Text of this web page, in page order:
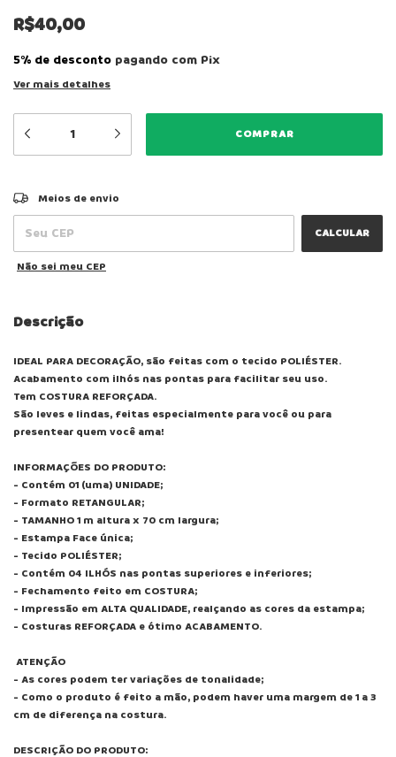
R$40,00
5% de desconto pagando com Pix
Ver mais detalhes
Entregas para o CEP:
Meios de envio
CALCULAR
Não sei meu CEP
Descrição
IDEAL PARA DECORAÇÃO, são feitas com o tecido POLIÉSTER.
Acabamento com ilhós nas pontas para facilitar seu uso.
Tem COSTURA REFORÇADA.
São leves e lindas, feitas especialmente para você ou para
presentear quem você ama!
INFORMAÇÕES DO PRODUTO:
- Contém 01 (uma) UNIDADE;
- Formato RETANGULAR;
- TAMANHO 1 m altura x 70 cm largura;
- Estampa Face única;
- Tecido POLIÉSTER;
- Contém 04 ILHÓS nas pontas superiores e inferiores;
- Fechamento feito em COSTURA;
- Impressão em ALTA QUALIDADE, realçando as cores da estampa;
- Costuras REFORÇADA e ótimo ACABAMENTO.
ATENÇÃO
- As cores podem ter variações de tonalidade;
- Como o produto é feito a mão, podem haver uma margem de 1 a 3
cm de diferença na costura.
DESCRIÇÃO DO PRODUTO: